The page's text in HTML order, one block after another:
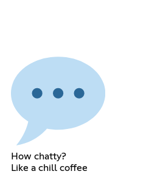
How chatty?
Like a chill coffee